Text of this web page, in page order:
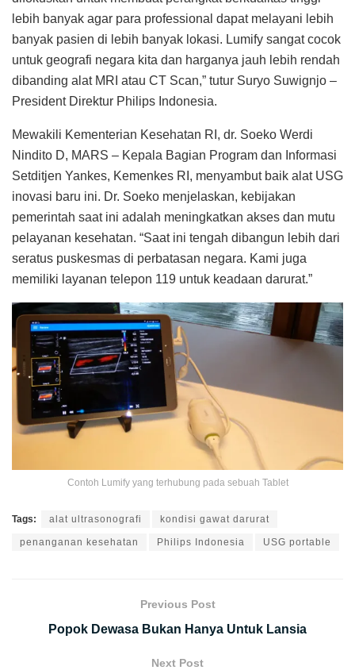
lebih banyak agar para professional dapat melayani lebih
banyak pasien di lebih banyak lokasi. Lumify sangat cocok
untuk geografi negara kita dan harganya jauh lebih rendah
dibanding alat MRI atau CT Scan,” tutur Suryo Suwignjo –
President Direktur Philips Indonesia.
Mewakili Kementerian Kesehatan RI, dr. Soeko Werdi
Nindito D, MARS – Kepala Bagian Program dan Informasi
Setditjen Yankes, Kemenkes RI, menyambut baik alat USG
inovasi baru ini. Dr. Soeko menjelaskan, kebijakan
pemerintah saat ini adalah meningkatkan akses dan mutu
pelayanan kesehatan. “Saat ini tengah dibangun lebih dari
seratus puskesmas di perbatasan negara. Kami juga
memiliki layanan telepon 119 untuk keadaan darurat.”
Contoh Lumify yang terhubung pada sebuah Tablet
Tags: alat ultrasonografi kondisi gawat darurat
penanganan kesehatan Philips Indonesia USG portable
Previous Post
Popok Dewasa Bukan Hanya Untuk Lansia
Next Post